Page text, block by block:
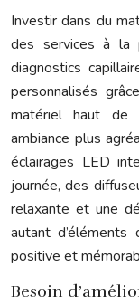
Investir dans du
des services à la
diagnostics
personnalisés
matériel haut de
ambiance plus
éclairages LED
journée, des
relaxante et une
autant
positive et
Besoin